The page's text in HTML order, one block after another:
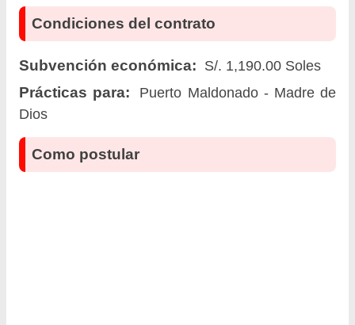
Condiciones del contrato
Subvención económica: S/. 1,190.00 Soles
Prácticas para:
Puerto Maldonado - Madre de
Dios
Como postular